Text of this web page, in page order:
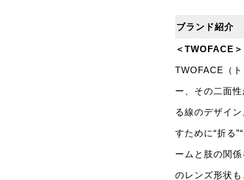
ブランド紹介
＜TWOFACE＞
TWOFACE（
ー、その二面
る線のデザイ
すために“折る
ームと肢の関
のレンズ形状